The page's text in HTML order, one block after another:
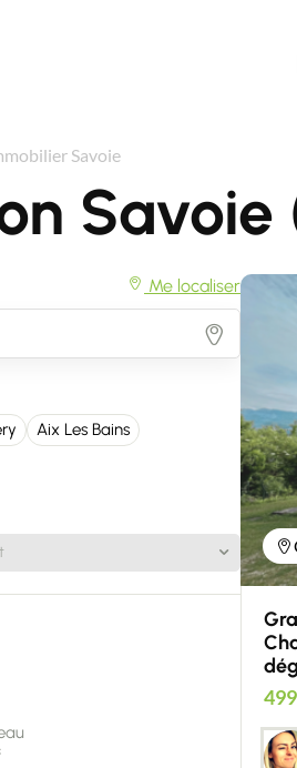
Savoie
Savoie
Me localiser
Aix Les Bains